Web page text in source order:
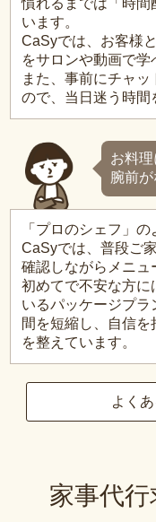
います。
CaSyでは、お客様
をサロンや動画で学
また、事前にチャ
ので、当日迷う時間
お料
腕前
「プロのシェフ」
CaSyでは、普段ご
確認しながらメニュ
初めてで不安な方に
いるパッケージプ
間を短縮し、自信
を整えています。
よく
家事代